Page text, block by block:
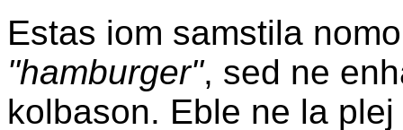
Estas iom samstila
"hamburger", sed ne
kolbason. Eble ne la